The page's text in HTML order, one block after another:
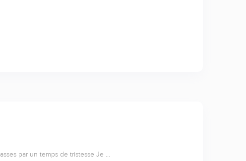
par un temps de tristesse Je …